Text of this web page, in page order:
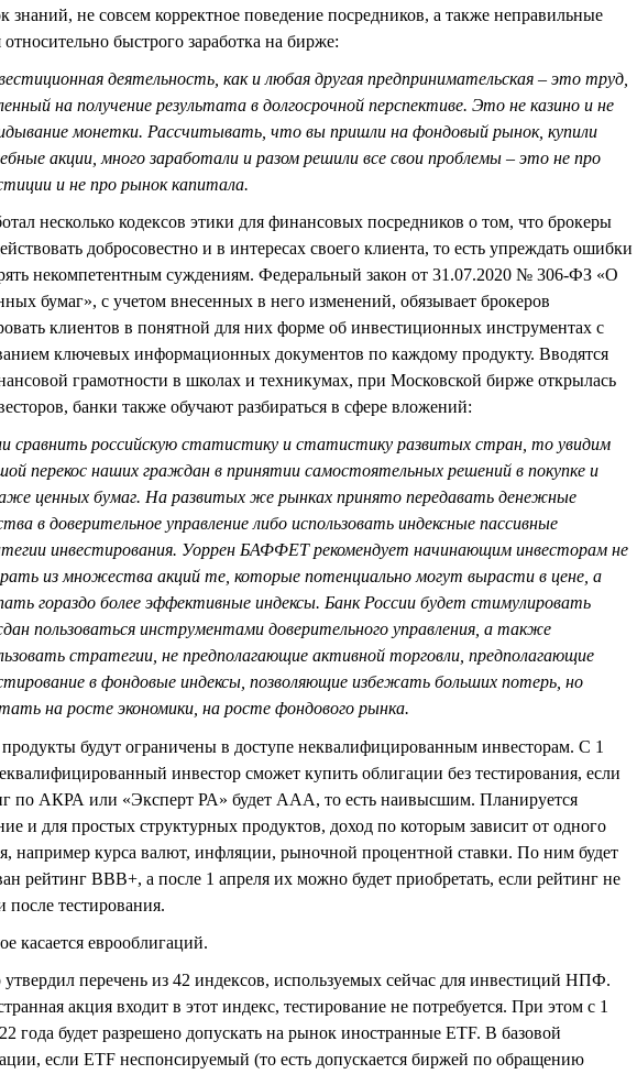
знаний, не совсем корректное поведение посредников, а также неправильные
быстрого заработка на бирже:
деятельность, как и любая другая предпринимательская – это труд,
на получение результата в долгосрочной перспективе. Это не казино и не
монетки. Рассчитывать, что вы пришли на фондовый рынок, купили
акции, много заработали и разом решили все свои проблемы – это не про
и не про рынок капитала.
несколько кодексов этики для финансовых посредников о том, что брокеры
добросовестно и в интересах своего клиента, то есть упреждать ошибки
некомпетентным суждениям. Федеральный закон от 31.07.2020 № 306-ФЗ «О
бумаг», с учетом внесенных в него изменений, обязывает брокеров
клиентов в понятной для них форме об инвестиционных инструментах с
ключевых информационных документов по каждому продукту. Вводятся
грамотности в школах и техникумах, при Московской бирже открылась
банки также обучают разбираться в сфере вложений:
сравнить российскую статистику и статистику развитых стран, то увидим
перекос наших граждан в принятии самостоятельных решений в покупке и
ценных бумаг. На развитых же рынках принято передавать денежные
в доверительное управление либо использовать индексные пассивные
инвестирования. Уоррен БАФФЕТ рекомендует начинающим инвесторам не
из множества акций те, которые потенциально могут вырасти в цене, а
гораздо более эффективные индексы. Банк России будет стимулировать
пользоваться инструментами доверительного управления, а также
стратегии, не предполагающие активной торговли, предполагающие
в фондовые индексы, позволяющие избежать больших потерь, но
на росте экономики, на росте фондового рынка.
будут ограничены в доступе неквалифицированным инвесторам. С 1
инвестор сможет купить облигации без тестирования, если
по АКРА или «Эксперт РА» будет ААА, то есть наивысшим. Планируется
и для простых структурных продуктов, доход по которым зависит от одного
например курса валют, инфляции, рыночной процентной ставки. По ним будет
рейтинг ВВВ+, а после 1 апреля их можно будет приобретать, если рейтинг не
тестирования.
касается еврооблигаций.
утвердил перечень из 42 индексов, используемых сейчас для инвестиций НПФ.
акция входит в этот индекс, тестирование не потребуется. При этом с 1
года будет разрешено допускать на рынок иностранные ETF. В базовой
если ETF неспонсируемый (то есть допускается биржей по обращению